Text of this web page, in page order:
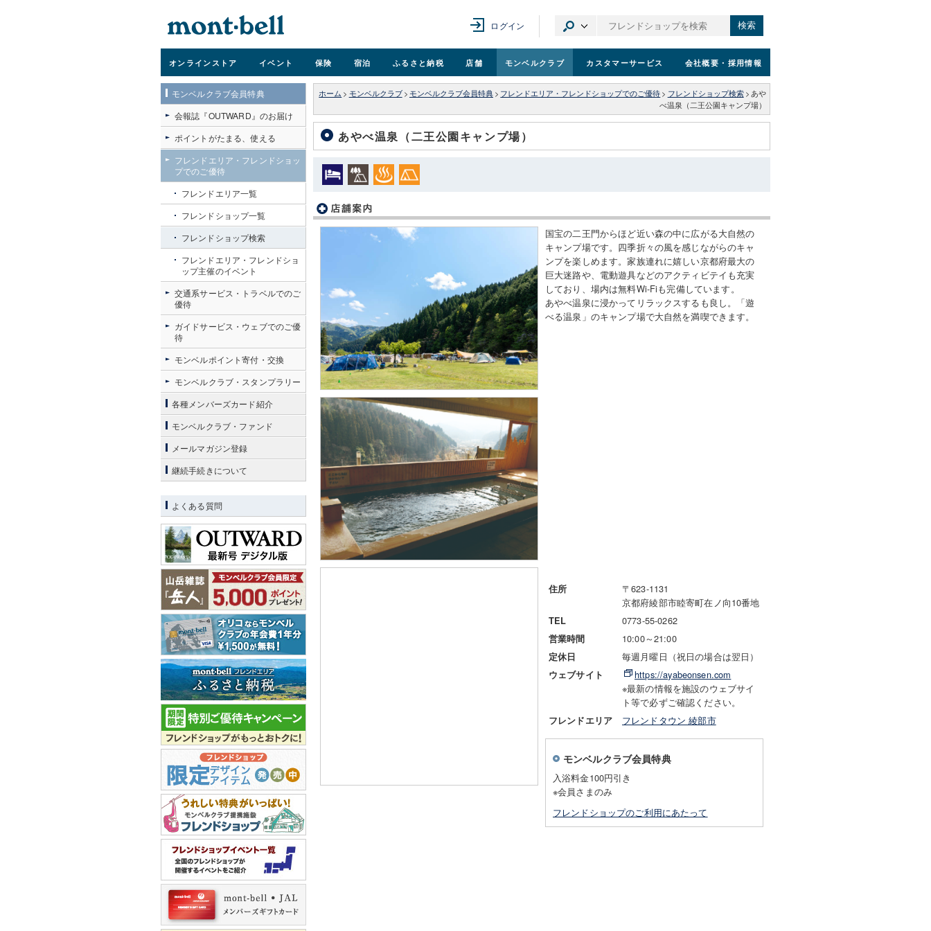
ログイン 検索
オンラインストア イベント 保険 宿泊 ふるさと納税 店舗 モンベルクラブ カスタマーサービス 会社概要 ・採用情報
ホーム > モンベルクラブ > モンベルクラブ会員特典 > フレンドエリア・フレンドショップでのご優待 > フレンドショップ検索 > あや
べ温泉（二王公園キャンプ場）
あやべ温泉（二王公園キャンプ場）
国宝の二王門からほど近い森の中に広がる大自然の
キャンプ場です。四季折々の風を感じながらのキャ
ンプを楽しめます。家族連れに嬉しい京都府最大の
巨大迷路や、電動遊具などのアクティビテイも充実
しており、場内は無料Wi-Fiも完備しています。
あやべ温泉に浸かってリラックスするも良し。「遊
べる温泉」のキャンプ場で大自然を満喫できます。
住所
〒623-1131
京都府綾部市睦寄町在ノ向10番地
TEL 0773-55-0262
営業時間 10:00～21:00
定休日 毎週月曜日（祝日の場合は翌日）
ウェブサイト
https://ayabeonsen.com
※最新の情報を施設のウェブサイ
ト等で必ずご確認ください。
フレンドエリア フレンドタウン 綾部市
モンベルクラブ会員特典
入浴料金100円引き
※会員さまのみ
フレンドショップのご利用にあたって
モンベルクラブ会員特典
会報誌『OUTWARD』のお届け
ポイントがたまる、使える
フレンドエリア・フレンドショッ
プでのご優待
フレンドエリア一覧
フレンドショップ一覧
フレンドショップ検索
フレンドエリア・フレンドショ
ップ主催のイベント
交通系サービス・トラベルでのご
優待
ガイドサービス・ウェブでのご優
待
モンベルポイント寄付・交換
モンベルクラブ・スタンプラリー
各種メンバーズカード紹介
モンベルクラブ・ファンド
メールマガジン登録
継続手続きについて
よくある質問